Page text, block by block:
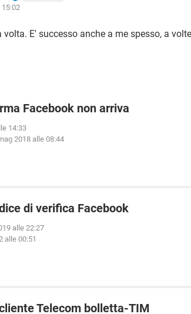
15:02
volta. E' successo anche a me spesso, a
Facebook non arriva
14:33
2018 alle 08:44
di verifica Facebook
alle 22:27
alle 00:51
Telecom bolletta-TIM